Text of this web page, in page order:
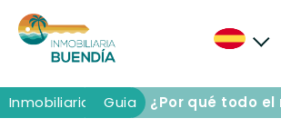
Inmobiliaria
Inmobiliaria Guia